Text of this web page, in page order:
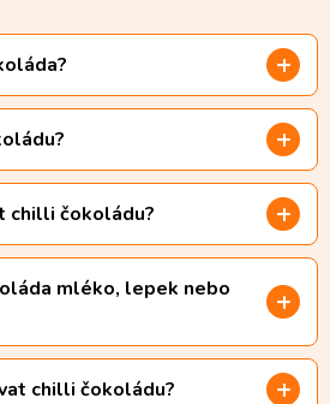
d
a
c
í
r
v
k
y
ý
p
i
u
chilli čokoládu?
mléko, lepek nebo
chilli čokoládu?